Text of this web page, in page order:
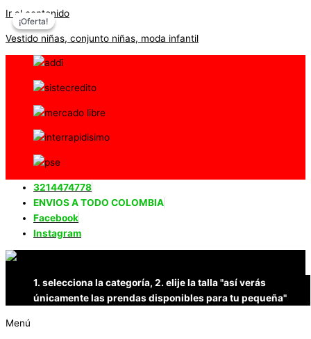
Ir al contenido
Vestido niñas, conjunto niñas, moda infantil
3214474778
ENVIOS A TODO COLOMBIA
Facebook
Instagram
1. selecciona la categoría, 2. elije la talla "así verás
únicamente las prendas disponibles para tu pequeña"
Menú
¡Oferta!
¡Oferta!